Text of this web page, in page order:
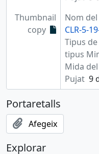
Thumbnail
copy
Nom
CLR-5-
Tipus
tipus
Mida
Pujat 9
Portaretalls
Afegeix
Explorar